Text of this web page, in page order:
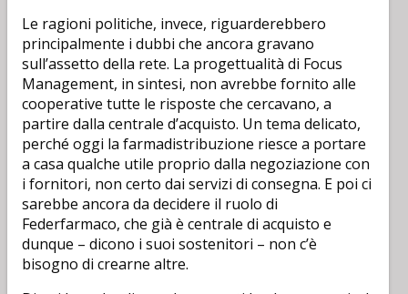
Le ragioni politiche, invece, riguarderebbero
principalmente i dubbi che ancora gravano
sull’assetto della rete. La progettualità di Focus
Management, in sintesi, non avrebbe fornito alle
cooperative tutte le risposte che cercavano, a
partire dalla centrale d’acquisto. Un tema delicato,
perché oggi la farmadistribuzione riesce a portare
a casa qualche utile proprio dalla negoziazione con
i fornitori, non certo dai servizi di consegna. E poi ci
sarebbe ancora da decidere il ruolo di
Federfarmaco, che già è centrale di acquisto e
dunque – dicono i suoi sostenitori – non c’è
bisogno di crearne altre.